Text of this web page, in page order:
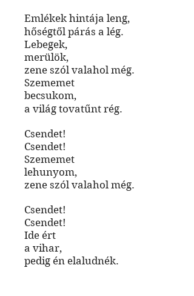
Emlékek hintája leng,
hőségtől párás a lég.
Lebegek,
merülök,
zene szól valahol még.
Szememet
becsukom,
a világ tovatűnt rég.
Csendet!
Csendet!
Szememet
lehunyom,
zene szól valahol még.
Csendet!
Csendet!
Ide ért
a vihar,
pedig én elaludnék.